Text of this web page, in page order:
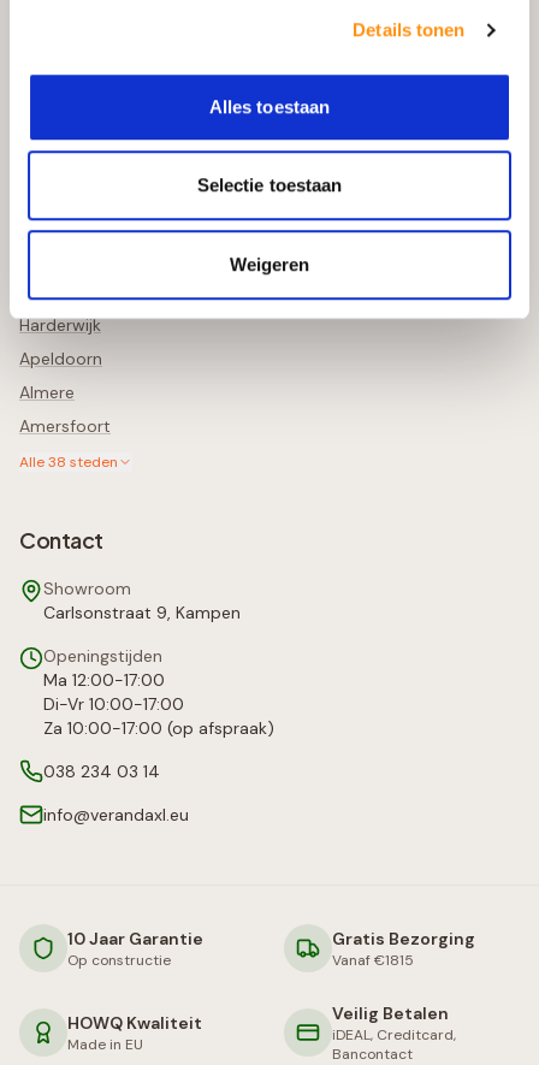
Details tonen
Alles toestaan
Selectie toestaan
Weigeren
Steden in de buurt
Deventer
Meppel
Harderwijk
Apeldoorn
Almere
Amersfoort
Alle38 steden
Contact
Showroom
Carlsonstraat 9, Kampen
Openingstijden
Ma 12:00-17:00
Di-Vr 10:00-17:00
Za 10:00-17:00 (op afspraak)
038 234 03 14
info@verandaxl.eu
10 Jaar Garantie
Op constructie
Gratis Bezorging
Vanaf €1815
HOWQ Kwaliteit
Made in EU
Veilig Betalen
iDEAL, Creditcard,
Bancontact